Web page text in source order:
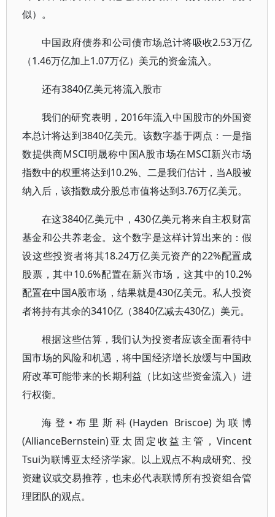
似）。
中国政府债券和公司债市场总计将吸收2.53万亿
（1.46万亿加上1.07万亿）美元的资金流入。
还有3840亿美元将流入股市
我们的研究表明，2016年流入中国股市的外国资
本总计将达到3840亿美元。该数字基于两点：一是指
数提供商MSCI明晟称中国A股市场在MSCI新兴市场
指数中的权重将达到10.2%、二是我们估计，当A股被
纳入后，该指数成分股总市值将达到3.76万亿美元。
在这3840亿美元中，430亿美元将来自主权财富
基金和公共养老金。这个数字是这样计算出来的：假
设这些投资者将其18.24万亿美元资产的22%配置成
股票，其中10.6%配置在新兴市场，这其中的10.2%
配置在中国A股市场，结果就是430亿美元。私人投资
者将持有其余的3410亿（3840亿减去430亿）美元。
根据这些估算，我们认为投资者应该全面看待中
国市场的风险和机遇，将中国经济增长放缓与中国政
府改革可能带来的长期利益（比如这些资金流入）进
行权衡。
海登•布里斯科(Hayden Briscoe)为联博
(AllianceBernstein)亚太固定收益主管，Vincent
Tsui为联博亚太经济学家。以上观点不构成研究、投
资建议或交易推荐，也未必代表联博所有投资组合管
理团队的观点。